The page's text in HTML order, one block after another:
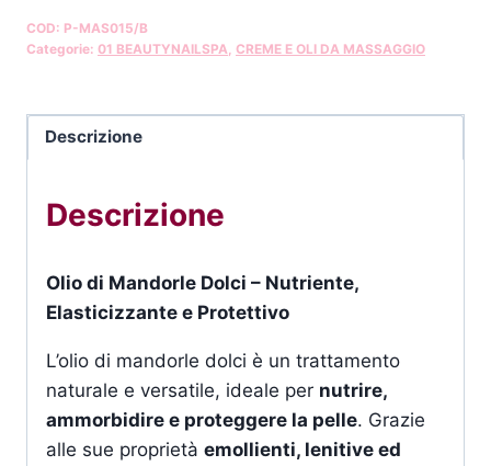
COD: P-MAS015/B
Categorie: 01 BEAUTYNAILSPA CREME E OLI DA MASSAGGIO
Descrizione
Descrizione
Olio di Mandorle Dolci – Nutriente,
Elasticizzante e Protettivo
L’olio di mandorle dolci è un trattamento
naturale e versatile, ideale per nutrire,
ammorbidire e proteggere la pelle. Grazie
alle sue proprietà emollienti, lenitive ed